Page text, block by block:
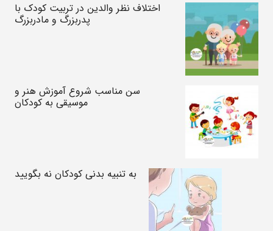
اختلاف نظر والدین در تربیت کودک با
پدربزرگ و مادربزرگ
سن مناسب شروع آموزش هنر و
موسیقی به کودکان
به تنبیه بدنی کودکان نه بگویید